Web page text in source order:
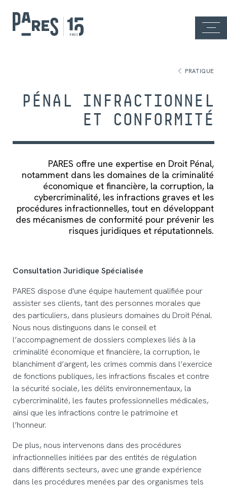
PRATIQUE
PÉNAL INFRACTIONNEL
ET CONFORMITÉ
PARES offre une expertise en Droit Pénal,
notamment dans les domaines de la criminalité
économique et financière, la corruption, la
cybercriminalité, les infractions graves et les
procédures infractionnelles, tout en développant
des mécanismes de conformité pour prévenir les
risques juridiques et réputationnels.
Consultation Juridique Spécialisée
PARES dispose d'une équipe hautement qualifiée pour
assister ses clients, tant des personnes morales que
des particuliers, dans plusieurs domaines du Droit Pénal.
Nous nous distinguons dans le conseil et
l’accompagnement de dossiers complexes liés à la
criminalité économique et financière, la corruption, le
blanchiment d’argent, les crimes commis dans l’exercice
de fonctions publiques, les infractions fiscales et contre
la sécurité sociale, les délits environnementaux, la
cybercriminalité, les fautes professionnelles médicales,
ainsi que les infractions contre le patrimoine et
l’honneur.
De plus, nous intervenons dans des procédures
infractionnelles initiées par des entités de régulation
dans différents secteurs, avec une grande expérience
dans les procédures menées par des organismes tels